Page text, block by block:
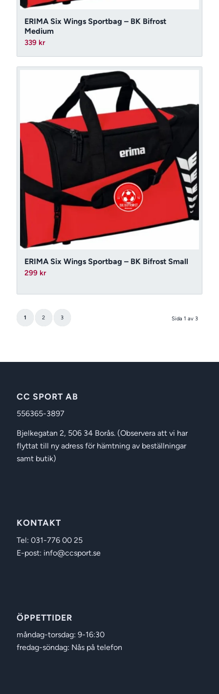
ERIMA Six Wings Sportbag – BK Bifrost
Medium
339 kr
ERIMA Six Wings Sportbag – BK Bifrost Small
299 kr
Sida 1 av 3
1 2 3
CC SPORT AB
556365-3897
Bjelkegatan 2, 506 34 Borås. (Observera att vi har
flyttat till ny adress för hämtning av beställningar
samt butik)
KONTAKT
Tel: 031-776 00 25
E-post: info@ccsport.se
ÖPPETTIDER
måndag-torsdag: 9-16:30
fredag-söndag: Nås på telefon